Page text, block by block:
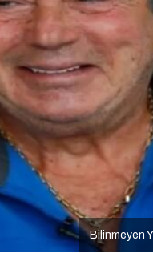
Bilinmeyen